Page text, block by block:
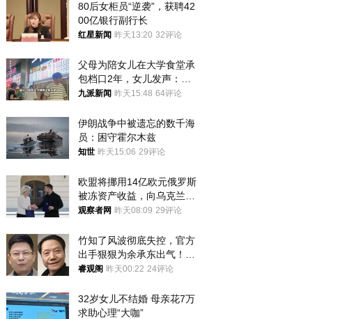
80后女柜员“逆袭”，获聘42
00亿银行副行长
红星新闻 昨天13:20 32评论
父母为陪女儿在大学食堂承
包档口2年，女儿发声：初
衷是为了陪伴，毕业后将不
九派新闻 昨天15:48 64评论
伊朗战争中被遗忘的数千海
员：困守霍尔木兹
知世 昨天15:06 29评论
欧盟将挪用14亿欧元俄罗斯
被冻资产收益，向乌克兰提
供援助
观察者网 昨天08:09 29评论
竹知了风波彻底失控，官方
出手狠狠为余承东出气！雷
军果然没说错
睿观阁 昨天00:22 24评论
32岁女儿不结婚 母亲花7万
求助心理“大咖”